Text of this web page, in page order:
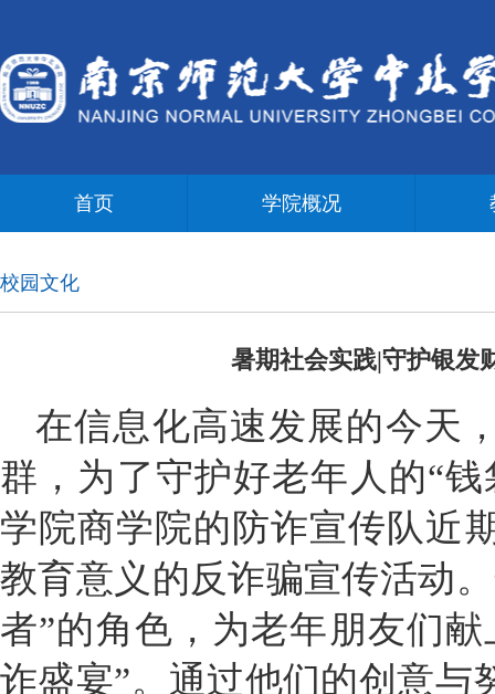
首页 学院概况
校园文化
暑期社会实践|守护银发
在信息化高速发展的今天
群，为了守护好老年人的“
学院商学院的防诈宣传队近
教育意义的反诈骗宣传活动
者”的角色，为老年朋友们
诈盛宴”。通过他们的创意与